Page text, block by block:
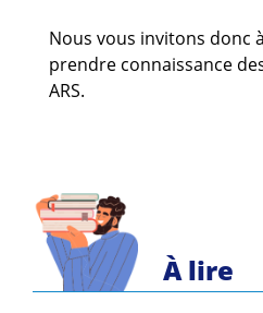
ARSENE
Nous vous invitons donc
prendre connaissance
ARS.
À lire